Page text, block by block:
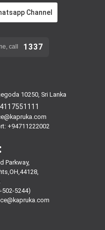
Channel
call 1337
10250, Sri Lanka
+94711222002
Parkway,
502-5244)